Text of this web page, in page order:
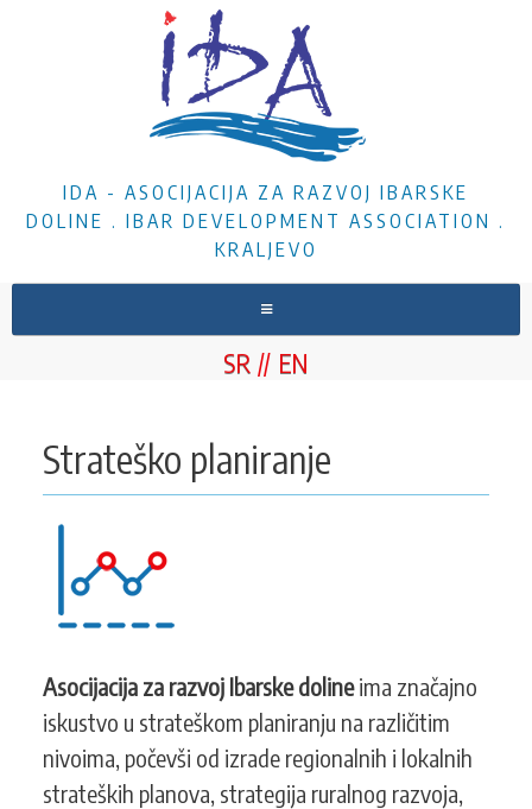
IDA - ASOCIJACIJA ZA RAZVOJ IBARSKE
DOLINE . IBAR DEVELOPMENT ASSOCIATION .
KRALJEVO
PROJEKTI
KONTAKT
SEARCH
FORM
PRETRAGA
SR EN
Strateško planiranje
Asocijacija za razvoj Ibarske dolineima značajno
iskustvo u strateškom planiranju na različitim
nivoima, počevši od izrade regionalnih i lokalnih
strateških planova, strategija ruralnog razvoja,